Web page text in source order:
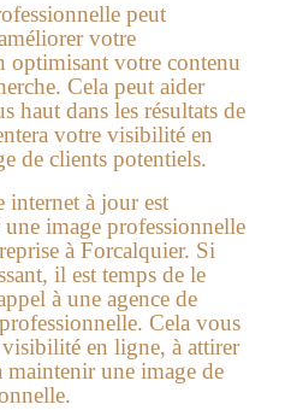
peut
votre
optimisant votre contenu
Cela peut aider
haut dans les résultats de
votre visibilité en
de clients potentiels.
internet à jour est
image professionnelle
à Forcalquier. Si
il est temps de le
à une agence de
Cela vous
en ligne, à attirer
maintenir une image de